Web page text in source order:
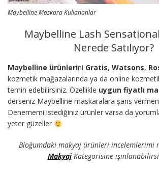
Maybelline Maskara Kullananlar
Maybelline Lash
Nerede Satılıyor?
Maybelline ürünlerini Gratis, Watsons,
kozmetik mağazalarında ya da online
temin edebilirsiniz. Özellikle uygun fiyatlı
derseniz Maybelline maskaralara şans
Denememi istediğiniz ürünler varsa da
yeter güzeller
Bloğumdaki makyaj ürünleri incelemlerimi
MakyajKategorisine